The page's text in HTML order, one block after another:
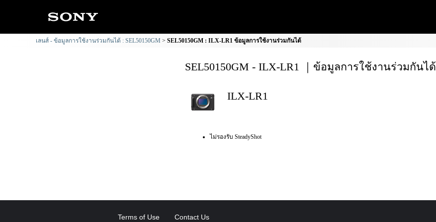
เลนส์ - ข้อมูลการใช้งานร่วมกันได้ : SEL50150GM SEL50150GM : ILX-LR1 ข้อมูลการใช้งานร่วมกันได้
SEL50150GM - ILX-LR1 ｜ข้อมูลการใช้งานร่วมกันได้
ILX-LR1
ไม่รองรับ SteadyShot
Terms of Use Contact Us